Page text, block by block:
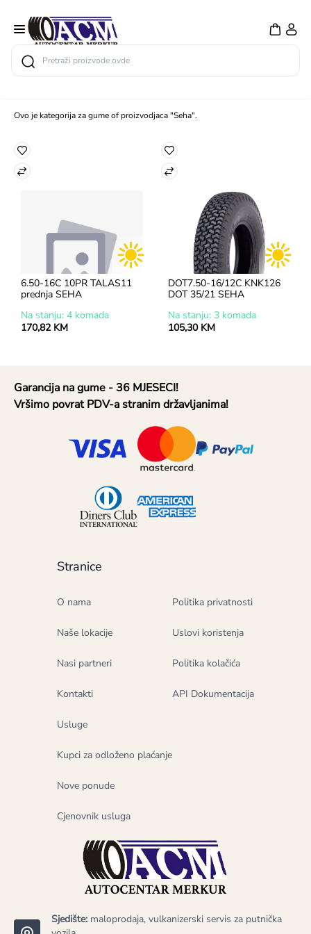
Search
Ovo je kategorija za gume of proizvodjaca "Seha".
6.50-16C 10PR TALAS11
prednja SEHA
Na stanju: 4 komada
170,82 KM
DOT7.50-16/12C KNK126
DOT 35/21 SEHA
Na stanju: 3 komada
105,30 KM
Sjedište: maloprodaja, vulkanizerski servis za putnička
Stranice
O nama
Naše lokacije
Nasi partneri
Kontakti
Usluge
Kupci za odloženo plaćanje
Nove ponude
Cjenovnik usluga
Politika privatnosti
Uslovi koristenja
Politika kolačića
API Dokumentacija
Garancija na gume - 36 MJESECI!
Vršimo povrat PDV-a stranim državljanima!